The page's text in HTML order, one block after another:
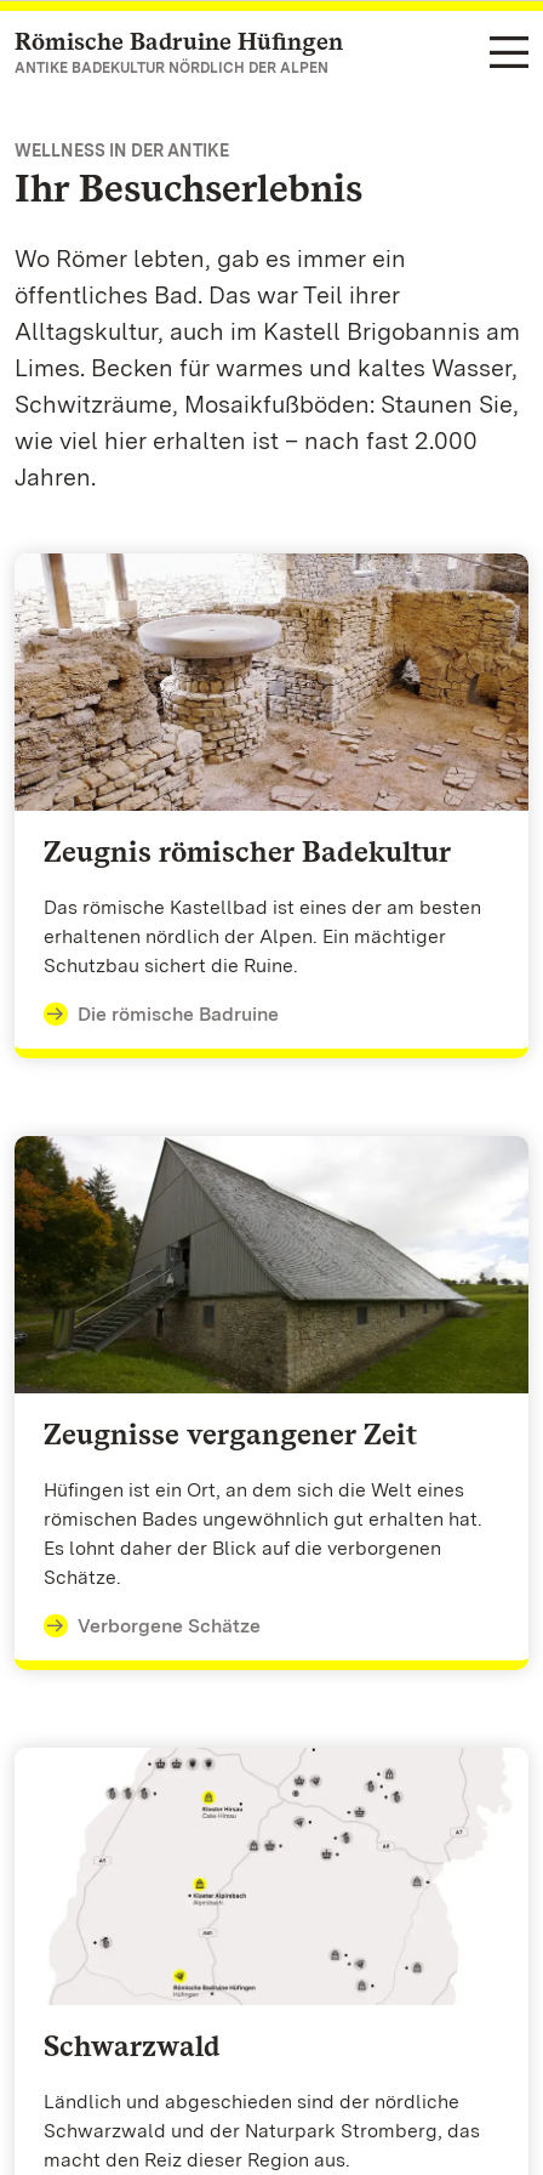
Zum Hauptinhalt springen
Römische Badruine Hüfingen
ANTIKE BADEKULTUR NÖRDLICH DER ALPEN
WELLNESS IN DER ANTIKE
Ihr Besuchserlebnis
Wo Römer lebten, gab es immer ein
öffentliches Bad. Das war Teil ihrer
Alltagskultur, auch im Kastell Brigobannis am
Limes. Becken für warmes und kaltes Wasser,
Schwitzräume, Mosaikfußböden: Staunen Sie,
wie viel hier erhalten ist – nach fast 2.000
Jahren.
Zeugnis römischer Badekultur
Das römische Kastellbad ist eines der am besten
erhaltenen nördlich der Alpen. Ein mächtiger
Schutzbau sichert die Ruine.
Die römische Badruine
Zeugnisse vergangener Zeit
Hüfingen ist ein Ort, an dem sich die Welt eines
römischen Bades ungewöhnlich gut erhalten hat.
Es lohnt daher der Blick auf die verborgenen
Schätze.
Verborgene Schätze
Schwarzwald
Ländlich und abgeschieden sind der nördliche
Schwarzwald und der Naturpark Stromberg, das
macht den Reiz dieser Region aus.